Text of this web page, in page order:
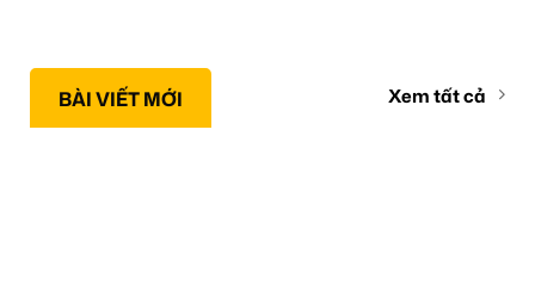
BÀI VIẾT MỚI Xem tất cả